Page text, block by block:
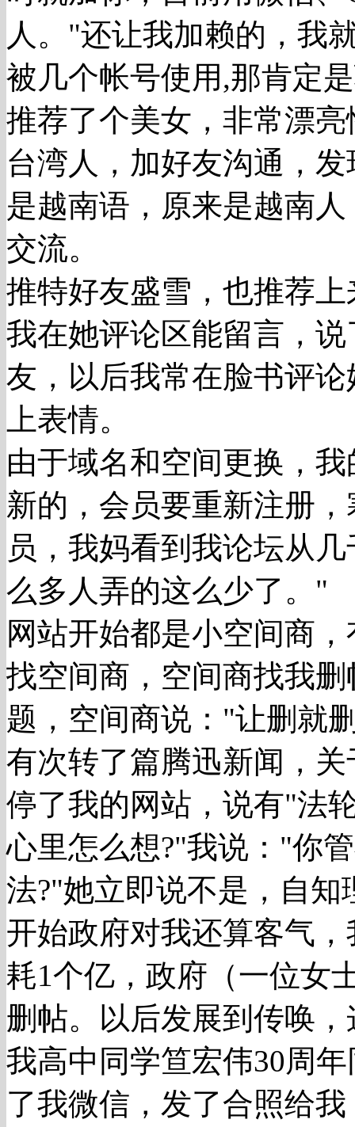
人。"还让我加赖的，我
被几个帐号使用,那肯定
推荐了个美女，非常漂
台湾人，加好友沟通，
是越南语，原来是越南
交流。
推特好友盛雪，也推荐
我在她评论区能留言，
友，以后我常在脸书评
上表情。
由于域名和空间更换，
新的，会员要重新注册
员，我妈看到我论坛从
么多人弄的这么少了。"
网站开始都是小空间商
找空间商，空间商找我
题，空间商说："让删就
有次转了篇腾迅新闻，
停了我的网站，说有"法
心里怎么想?"我说："你
法?"她立即说不是，自知
开始政府对我还算客气
耗1个亿，政府（一位女
删帖。以后发展到传唤
我高中同学笪宏伟30周
了我微信，发了合照给